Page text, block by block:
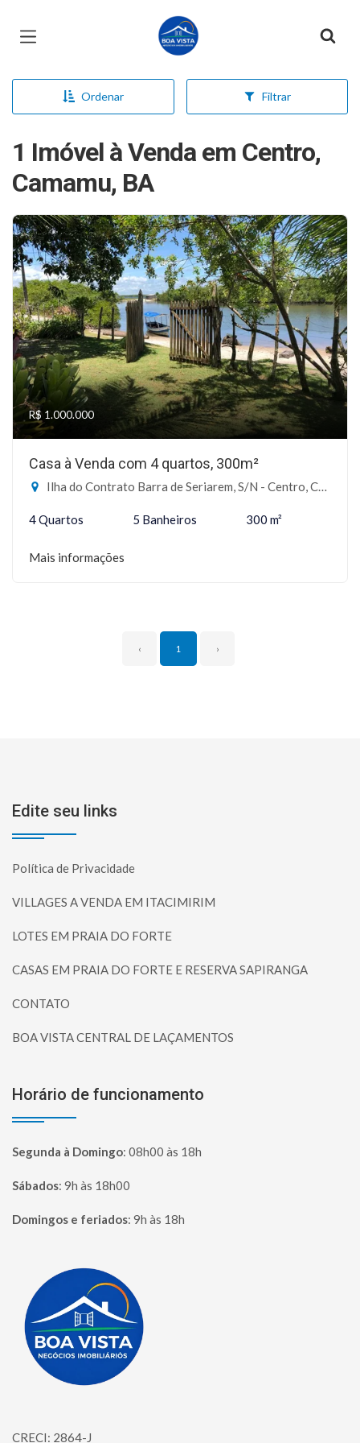
Página inicial
Ordenar Filtrar
1 Imóvel à Venda em Centro,
Camamu, BA
R$ 1.000.000
Casa à Venda com 4 quartos, 300m²
Ilha do Contrato Barra de Seriarem, S/N - Centro, Camamu-BA
4 Quartos 5 Banheiros 300 m²
Mais informações
‹ 1 ›
Edite seu links
Política de Privacidade
VILLAGES A VENDA EM ITACIMIRIM
LOTES EM PRAIA DO FORTE
CASAS EM PRAIA DO FORTE E RESERVA SAPIRANGA
CONTATO
BOA VISTA CENTRAL DE LAÇAMENTOS
Horário de funcionamento
Segunda à Domingo: 08h00 às 18h
Sábados: 9h às 18h00
Domingos e feriados: 9h às 18h
Página inicial
CRECI: 2864-J